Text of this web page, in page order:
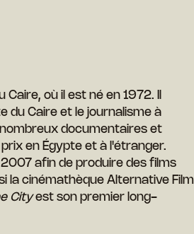
où il est né en 1972. Il
du Caire et le journalisme à
nombreux documentaires et
en Égypte et à l'étranger.
2007 afin de produire des films
la cinémathèque Alternative Film
Cityest son premier long-